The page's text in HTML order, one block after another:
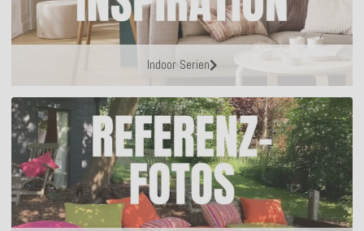
Indoor Serien